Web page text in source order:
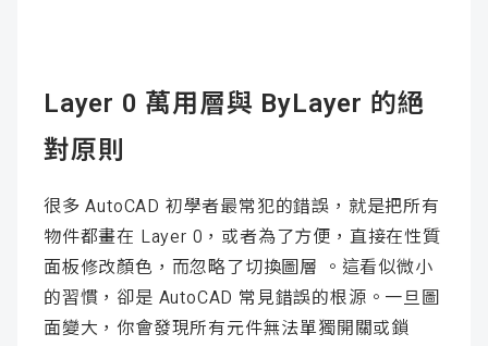
Layer 0 萬用層與 ByLayer 的絕
對原則
很多 AutoCAD 初學者最常犯的錯誤，就是把所有
物件都畫在 Layer 0，或者為了方便，直接在性質
面板修改顏色，而忽略了切換圖層 。這看似微小
的習慣，卻是 AutoCAD 常見錯誤的根源。一旦圖
面變大，你會發現所有元件無法單獨開關或鎖